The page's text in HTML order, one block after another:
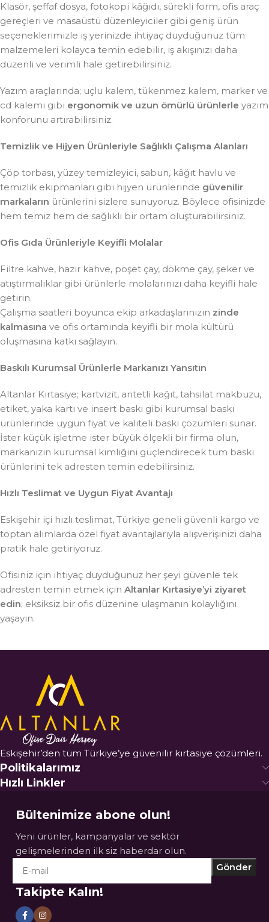
Klasör, şeffaf dosya, fotokopi kâğıdı, sürekli form, ofis araç
gereçleri ve masaüstü düzenleyiciler gibi geniş ürün
seçeneklerimizle iş yerinizde ihtiyaç duyduğunuz tüm
malzemeleri kolayca temin edebilir, iş akışınızı daha
düzenli ve verimli hale getirebilirsiniz.
Yazım araçlarında; uçlu kalem, tükenmez kalem, marker ve
cd kalemi gibi ergonomik ve uzun ömürlü ürünlerle yazım
konforunu artırabilirsiniz.
Temizlik ve Hijyen Ürünleriyle Sağlıklı Çalışma Alanları
Çöp torbası, yüzey temizleyici, sabun, kâğıt havlu ve
temizlik ekipmanları gibi hijyen ürünlerinde güvenilir
markaların ürünlerini sizlere sunuyoruz. Böylece ofisinizde
hem temiz hem de sağlıklı bir ortam oluşturabilirsiniz.
Ofis Gıda Ürünleriyle Keyifli Molalar
Filtre kahve, hazır kahve, poşet çay, dökme çay, şeker ve
atıştırmalıklar gibi ürünlerle molalarınızı daha keyifli hale
getirin.
Çalışma saatleri boyunca ekip arkadaşlarınızın zinde
kalmasına ve ofis ortamında keyifli bir mola kültürü
oluşmasına katkı sağlayın.
Baskılı Kurumsal Ürünlerle Markanızı Yansıtın
Altanlar Kırtasiye; kartvizit, antetli kağıt, tahsilat makbuzu,
etiket, yaka kartı ve insert baskı gibi kurumsal baskı
ürünlerinde uygun fiyat ve kaliteli baskı çözümleri sunar.
İster küçük işletme ister büyük ölçekli bir firma olun,
markanızın kurumsal kimliğini güçlendirecek tüm baskı
ürünlerini tek adresten temin edebilirsiniz.
Hızlı Teslimat ve Uygun Fiyat Avantajı
Eskişehir içi hızlı teslimat, Türkiye geneli güvenli kargo ve
toptan alımlarda özel fiyat avantajlarıyla alışverişinizi daha
pratik hale getiriyoruz.
Ofisiniz için ihtiyaç duyduğunuz her şeyi güvenle tek
adresten temin etmek için Altanlar Kırtasiye’yi ziyaret
edin; eksiksiz bir ofis düzenine ulaşmanın kolaylığını
yaşayın.
Eskişehir’den tüm Türkiye’ye güvenilir kırtasiye çözümleri.
Politikalarımız
Hızlı Linkler
Bültenimize abone olun!
Yeni ürünler, kampanyalar ve sektör
gelişmelerinden ilk siz haberdar olun.
Takipte Kalın!